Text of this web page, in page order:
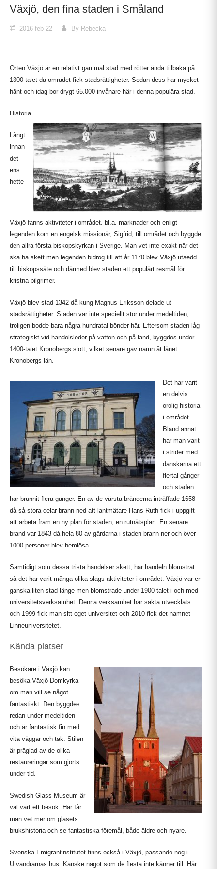
Växjö, den fina staden i Småland
2016 feb 22 By Rebecka
Orten Växjö är en relativt gammal stad med rötter ända tillbaka på
1300-talet då området fick stadsrättigheter. Sedan dess har mycket
hänt och idag bor drygt 65.000 invånare här i denna populära stad.
Historia
Långt
innan
det
ens
hette
Växjö fanns aktiviteter i området, bl.a. marknader och enligt
legenden kom en engelsk missionär, Sigfrid, till området och byggde
den allra första biskopskyrkan i Sverige. Man vet inte exakt när det
ska ha skett men legenden bidrog till att år 1170 blev Växjö utsedd
till biskopssäte och därmed blev staden ett populärt resmål för
kristna pilgrimer.
Växjö blev stad 1342 då kung Magnus Eriksson delade ut
stadsrättigheter. Staden var inte speciellt stor under medeltiden,
troligen bodde bara några hundratal bönder här. Eftersom staden låg
strategiskt vid handelsleder på vatten och på land, byggdes under
1400-talet Kronobergs slott, vilket senare gav namn åt länet
Kronobergs län.
Det har varit
en delvis
orolig historia
i området.
Bland annat
har man varit
i strider med
danskarna ett
flertal gånger
och staden
har brunnit flera gånger. En av de värsta bränderna inträffade 1658
då så stora delar brann ned att lantmätare Hans Ruth fick i uppgift
att arbeta fram en ny plan för staden, en rutnätsplan. En senare
brand var 1843 då hela 80 av gårdarna i staden brann ner och över
1000 personer blev hemlösa.
Samtidigt som dessa trista händelser skett, har handeln blomstrat
så det har varit många olika slags aktiviteter i området. Växjö var en
ganska liten stad länge men blomstrade under 1900-talet i och med
universitetsverksamhet. Denna verksamhet har sakta utvecklats
och 1999 fick man sitt eget universitet och 2010 fick det namnet
Linneuniversitetet.
Kända platser
Besökare i Växjö kan
besöka Växjö Domkyrka
om man vill se något
fantastiskt. Den byggdes
redan under medeltiden
och är fantastisk fin med
vita väggar och tak. Stilen
är präglad av de olika
restaureringar som gjorts
under tid.
Swedish Glass Museum är
väl värt ett besök. Här får
man vet mer om glasets
brukshistoria och se fantastiska föremål, både äldre och nyare.
Svenska Emigrantinstitutet finns också i Växjö, passande nog i
Utvandrarnas hus. Kanske något som de flesta inte känner till. Här